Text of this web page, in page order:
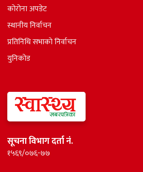
कोरोना अपडेट
स्थानीय निर्वाचन
प्रतिनिधि सभाकाे निर्वाचन
युनिकोड
सूचना विभाग दर्ता नं.
१५६९/०७६-७७